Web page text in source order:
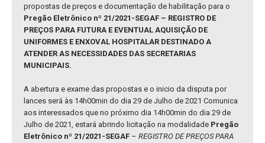
propostas de preços e documentação de habilitação para o
Pregão Eletrônico nº 21/2021-SEGAF – REGISTRO DE
PREÇOS PARA FUTURA E EVENTUAL AQUISIÇÃO DE
UNIFORMES E ENXOVAL HOSPITALAR DESTINADO A
ATENDER AS NECESSIDADES DAS SECRETARIAS
MUNICIPAIS.
A abertura e exame das propostas e o inicio da disputa por
lances será às 14h00min do dia 29 de Julho de 2021 Comunica
aos interessados que no próximo dia 14h00min do dia 29 de
Julho de 2021, estará abrindo licitação na modalidade Pregão
Eletrônico nº 21/2021-SEGAF – REGISTRO DE PREÇOS PARA